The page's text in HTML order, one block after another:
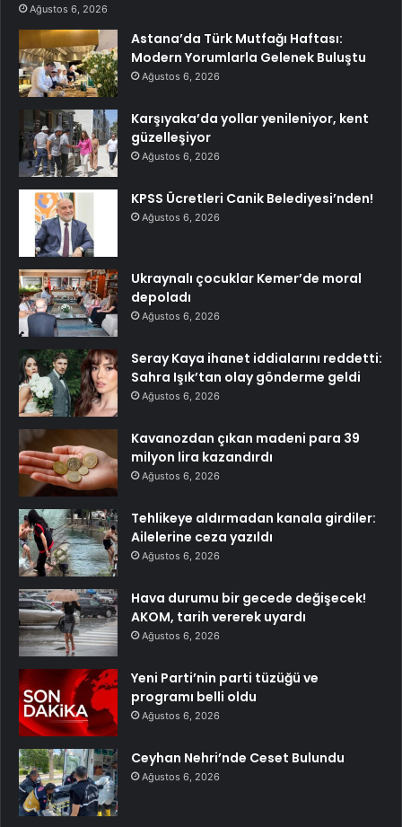
Ağustos 6, 2026
Astana’da Türk Mutfağı Haftası:
Modern Yorumlarla Gelenek Buluştu
Ağustos 6, 2026
Karşıyaka’da yollar yenileniyor, kent
güzelleşiyor
Ağustos 6, 2026
KPSS Ücretleri Canik Belediyesi’nden!
Ağustos 6, 2026
Ukraynalı çocuklar Kemer’de moral
depoladı
Ağustos 6, 2026
Seray Kaya ihanet iddialarını reddetti:
Sahra Işık’tan olay gönderme geldi
Ağustos 6, 2026
Kavanozdan çıkan madeni para 39
milyon lira kazandırdı
Ağustos 6, 2026
Tehlikeye aldırmadan kanala girdiler:
Ailelerine ceza yazıldı
Ağustos 6, 2026
Hava durumu bir gecede değişecek!
AKOM, tarih vererek uyardı
Ağustos 6, 2026
Yeni Parti’nin parti tüzüğü ve
programı belli oldu
Ağustos 6, 2026
Ceyhan Nehri’nde Ceset Bulundu
Ağustos 6, 2026